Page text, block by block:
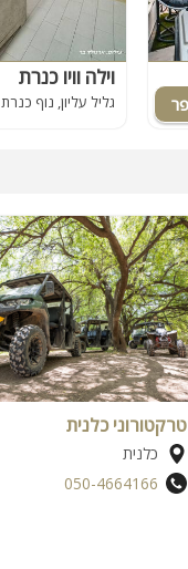
וילה וויו כנרת
גליל עליון, נוף כנרת
טרקטורוני כלנית
כלנית
050-4664166